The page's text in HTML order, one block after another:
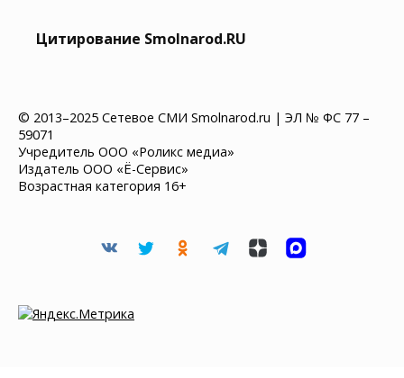
Цитирование Smolnarod.RU
© 2013–2025 Сетевое СМИ Smolnarod.ru | ЭЛ № ФС 77 –
59071
Учредитель ООО «Роликс медиа»
Издатель ООО «Ё-Сервис»
Возрастная категория 16+